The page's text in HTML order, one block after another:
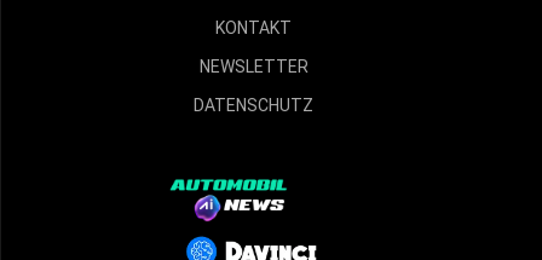
KONTAKT
NEWSLETTER
DATENSCHUTZ